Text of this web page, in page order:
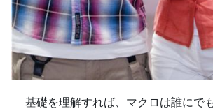
基礎を理解すれば、マクロは誰にで